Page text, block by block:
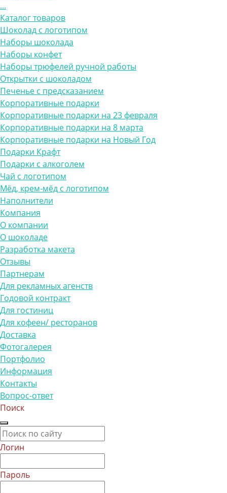
...
Каталог товаров
Шоколад с логотипом
Наборы шоколада
Наборы конфет
Наборы трюфелей ручной работы
Открытки с шоколадом
Печенье с предсказанием
Корпоративные подарки
Корпоративные подарки на 23 февраля
Корпоративные подарки на 8 марта
Корпоративные подарки на Новый Год
Подарки Крафт
Подарки с алкоголем
Чай с логотипом
Мёд, крем-мёд с логотипом
Наполнители
Компания
О компании
О шоколаде
Разработка макета
Отзывы
Партнерам
Для рекламных агенств
Годовой контракт
Для гостиниц
Для кофеен/ ресторанов
Доставка
Фотогалерея
Портфолио
Информация
Контакты
Вопрос-ответ
Поиск
Логин
Пароль